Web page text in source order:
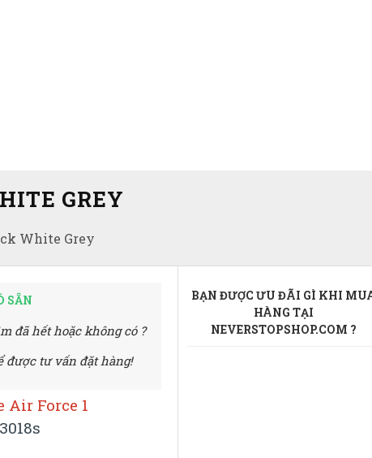
White Grey
GREY
Air Force 1
SẴN
đã hết hoặc không có ?
được tư vấn đặt hàng!
BẠN ĐƯỢC ƯU ĐÃI GÌ KHI
HÀNG TẠI
NEVERSTOPSHOP.COM ?